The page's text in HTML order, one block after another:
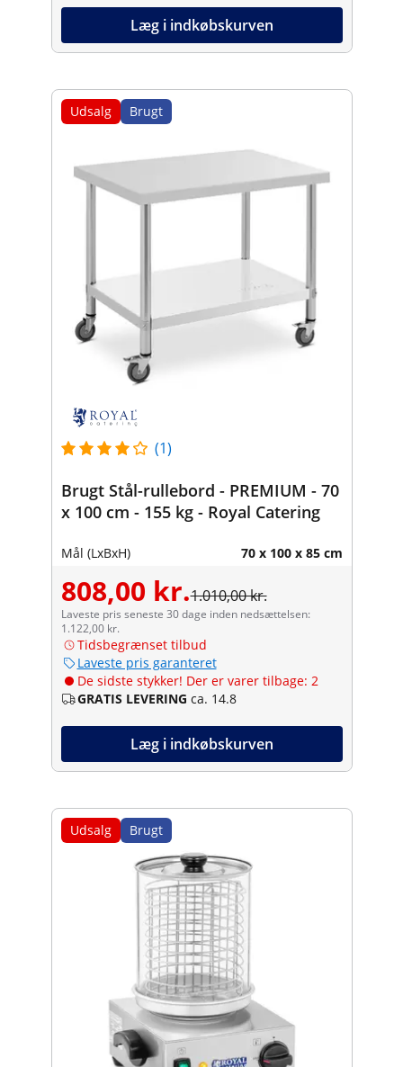
Læg i indkøbskurven
Udsalg Brugt
(1)
Brugt Stål-rullebord - PREMIUM - 70
x 100 cm - 155 kg - Royal Catering
Mål (LxBxH) 70 x 100 x 85 cm
808,00 kr.1.010,00 kr.
Laveste pris seneste 30 dage inden nedsættelsen:
1.122,00 kr.
Tidsbegrænset tilbud
Laveste pris garanteret
De sidste stykker! Der er varer tilbage: 2
GRATIS LEVERING ca. 14.8
Læg i indkøbskurven
Udsalg Brugt